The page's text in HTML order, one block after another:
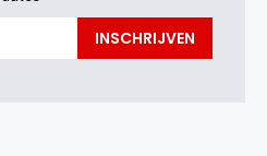
INSCHRIJVEN